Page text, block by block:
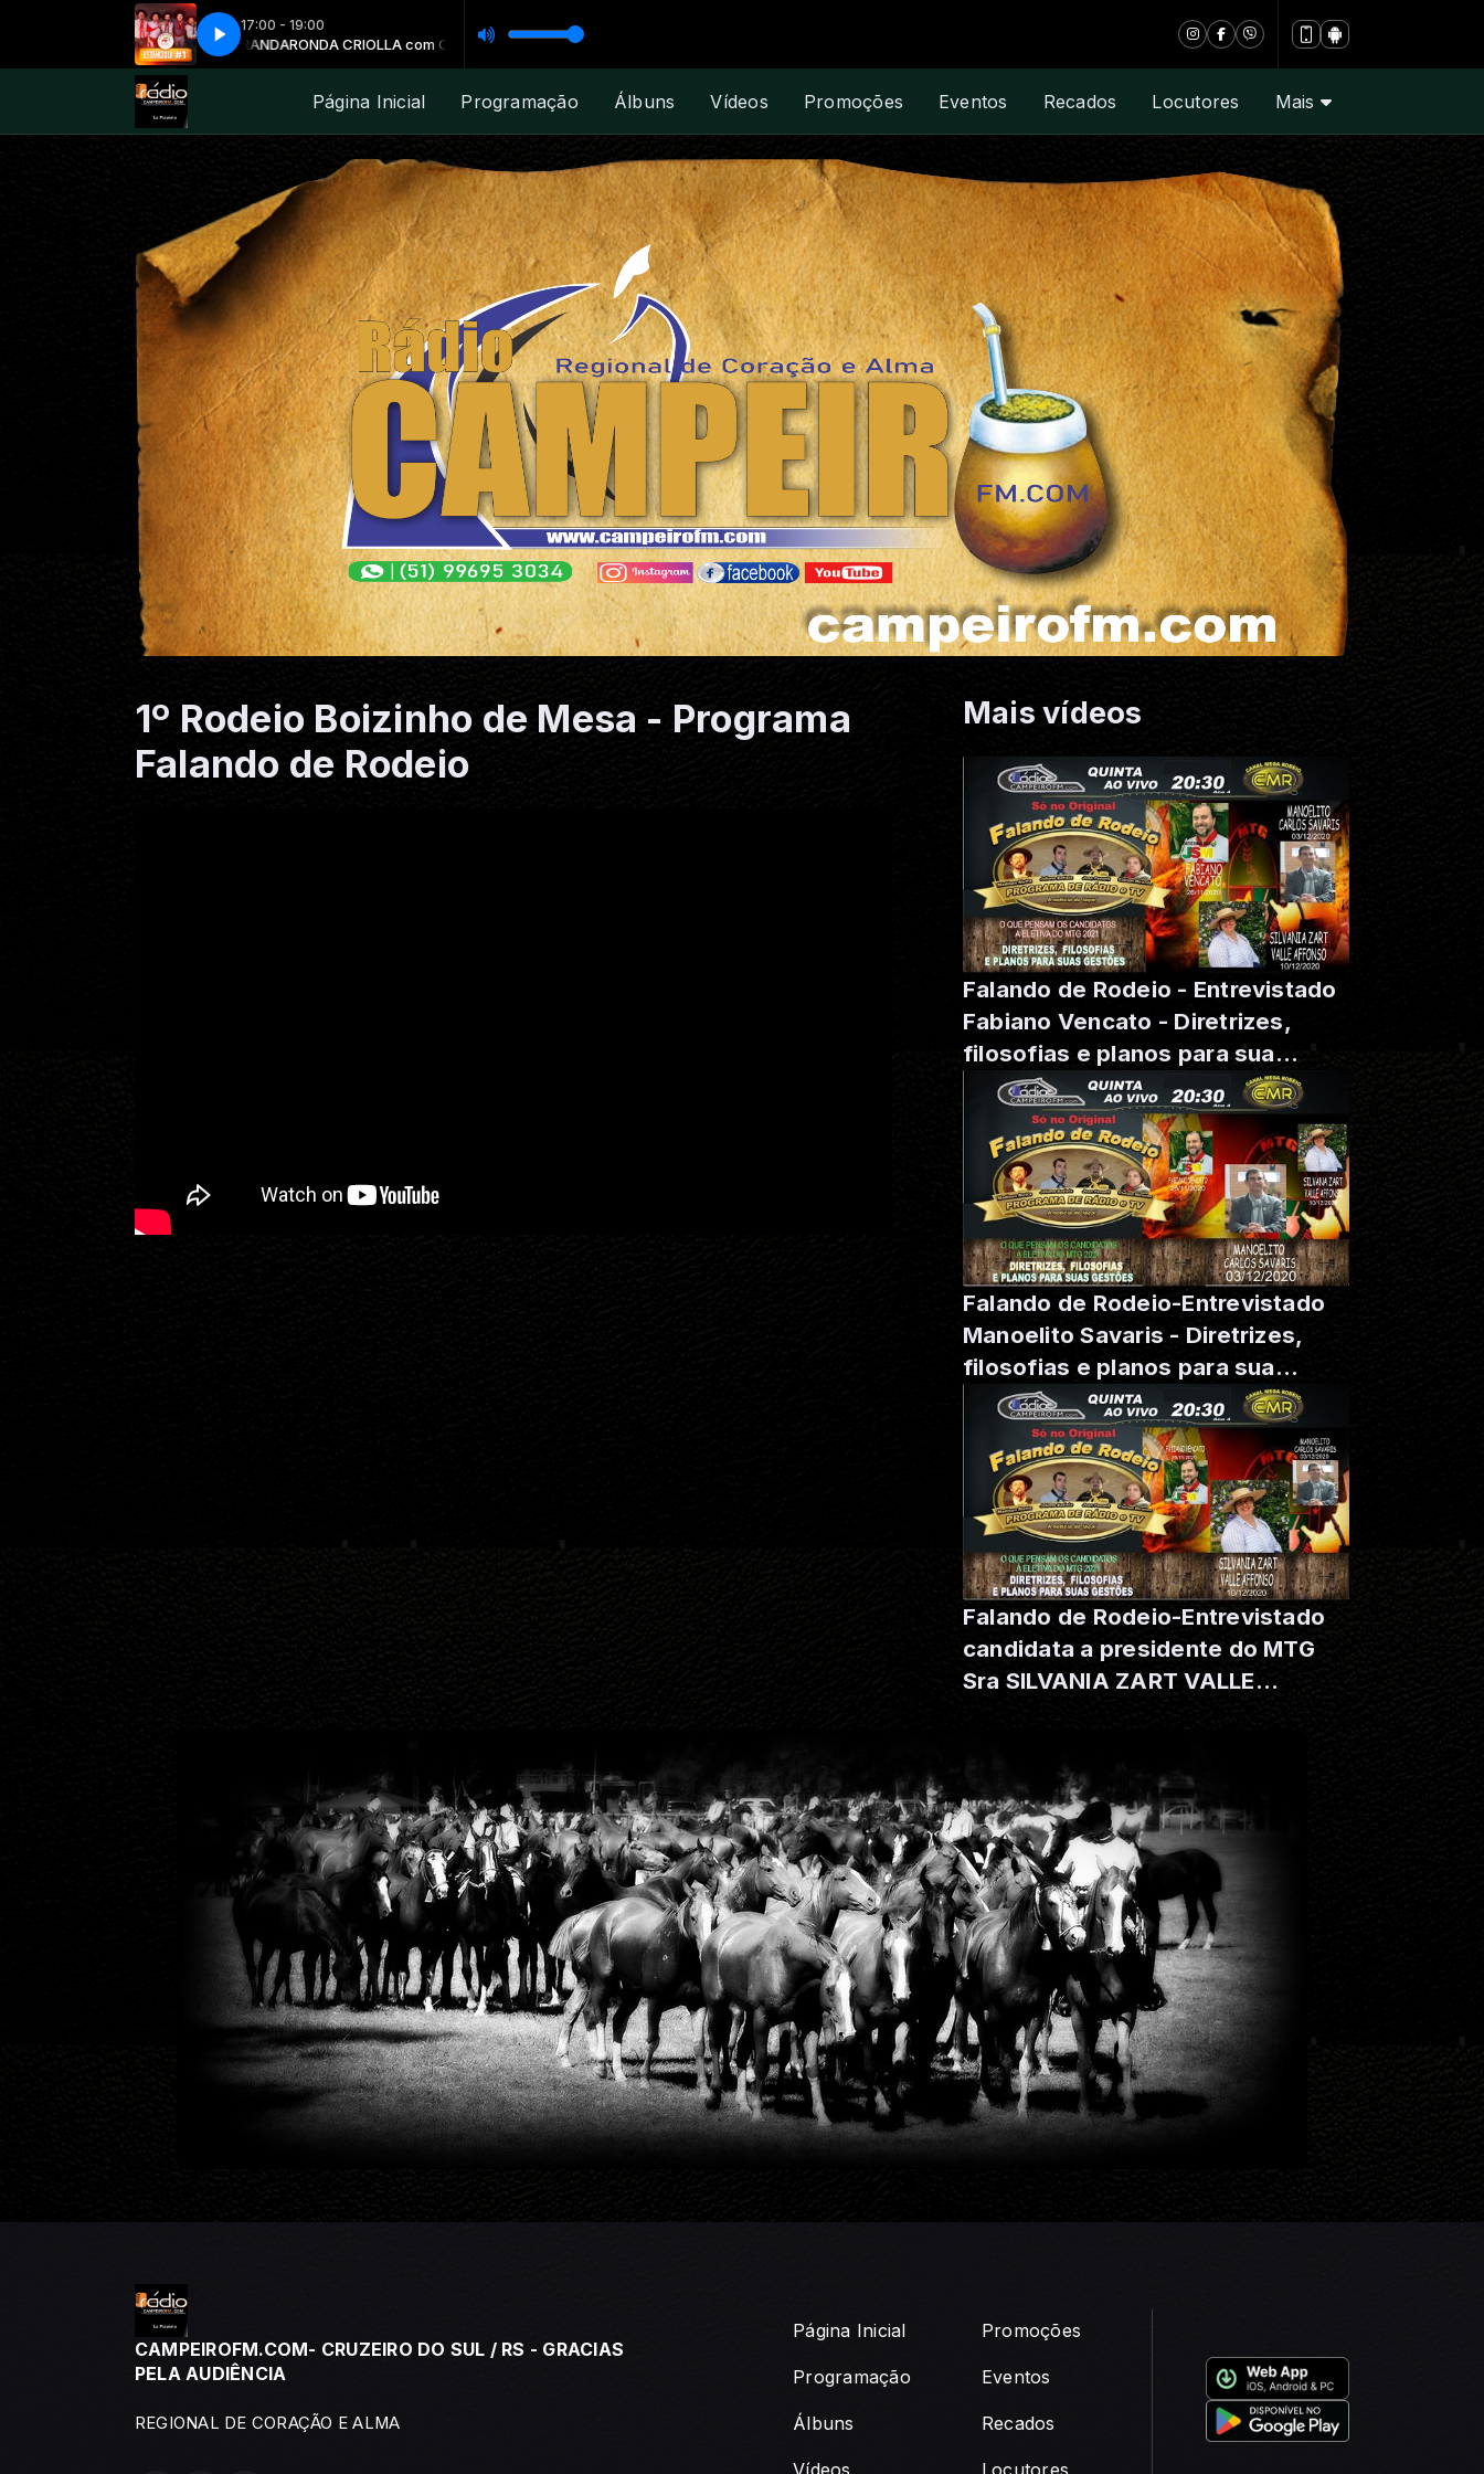
17:00 - 19:00
com CLAITON MIRANDARONDA CRIOLLA com CLAITON MIRANDA
4 Gaudérios - Estanciola Os 4 Gaudérios - Estanciola
Página Inicial Programação Álbuns Vídeos Promoções Eventos Recados Locutores Mais
1º Rodeio Boizinho de Mesa - Programa
Falando de Rodeio
Mais vídeos
Falando de Rodeio - Entrevistado
Fabiano Vencato - Diretrizes,
filosofias e planos para sua
gestão .
Falando de Rodeio-Entrevistado
Manoelito Savaris - Diretrizes,
filosofias e planos para sua
gestão .
Falando de Rodeio-Entrevistado
candidata a presidente do MTG
Sra SILVANIA ZART VALLE
CAMPEIROFM.COM- CRUZEIRO DO SUL / RS - GRACIAS
PELA AUDIÊNCIA
REGIONAL DE CORAÇÃO E ALMA
Página Inicial
Programação
Álbuns
Vídeos
Promoções
Eventos
Recados
Locutores